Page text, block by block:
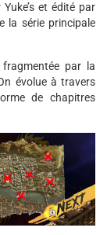
et édité par
la série principale
par la
évolue à travers
de chapitres